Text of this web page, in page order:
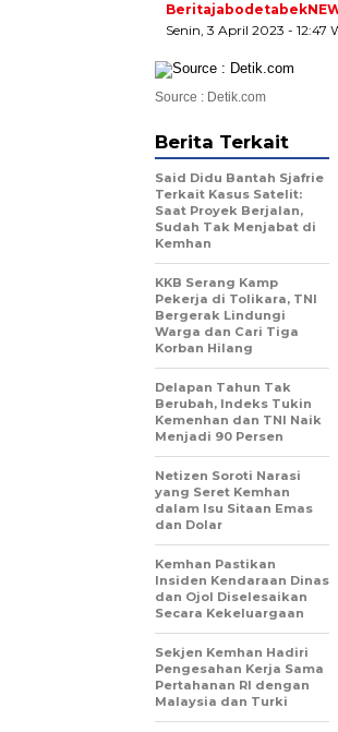
Senin, 3 April 2023 - 12:47
Source : Detik.com
Berita Terkait
Said Didu Bantah Sjafrie
Terkait Kasus Satelit:
Saat Proyek Berjalan,
Sudah Tak Menjabat di
Kemhan
KKB Serang Kamp
Pekerja di Tolikara, TNI
Bergerak Lindungi
Warga dan Cari Tiga
Korban Hilang
Delapan Tahun Tak
Berubah, Indeks Tukin
Kemenhan dan TNI Naik
Menjadi 90 Persen
Netizen Soroti Narasi
yang Seret Kemhan
dalam Isu Sitaan Emas
dan Dolar
Kemhan Pastikan
Insiden Kendaraan Dinas
dan Ojol Diselesaikan
Secara Kekeluargaan
Sekjen Kemhan Hadiri
Pengesahan Kerja Sama
Pertahanan RI dengan
Malaysia dan Turki